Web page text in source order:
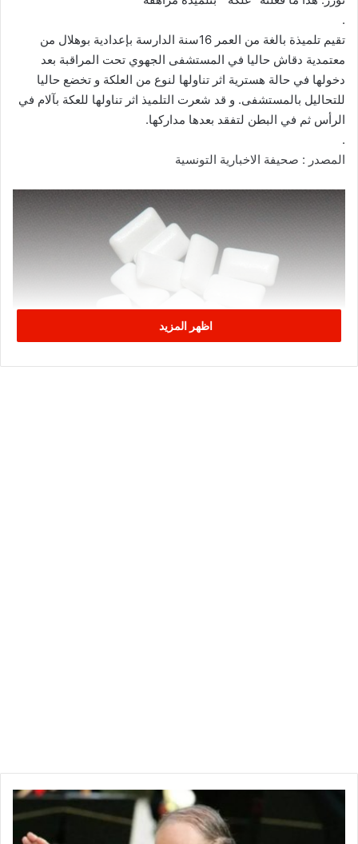
.
تقيم تلميذة بالغة من العمر 16سنة الدارسة بإعدادية بوهلال من
معتمدية دقاش حاليا في المستشفى الجهوي تحت المراقبة بعد
دخولها في حالة هسترية اثر تناولها لنوع من العلكة و تخضع حاليا
للتحاليل بالمستشفى. و قد شعرت التلميذ اثر تناولها للعكة بآلام في
الرأس ثم في البطن لتفقد بعدها مداركها.
.
المصدر : صحيفة الاخبارية التونسية
اظهر المزيد